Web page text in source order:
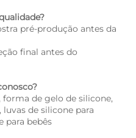
pré-produção antes da
final antes do
forma de gelo de silicone,
de silicone para
para bebês